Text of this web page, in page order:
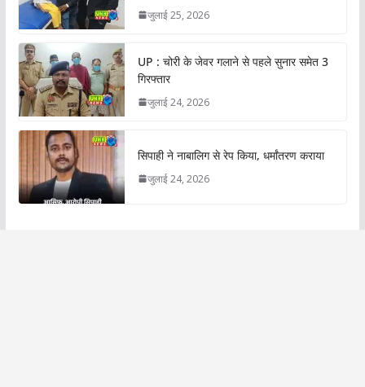
जुलाई 25, 2026
UP : चोरी के जेवर गलाने से पहले सुनार समेत 3
गिरफ्तार
जुलाई 24, 2026
सिपाही ने नाबालिग से रेप किया, धर्मांतरण कराया
जुलाई 24, 2026